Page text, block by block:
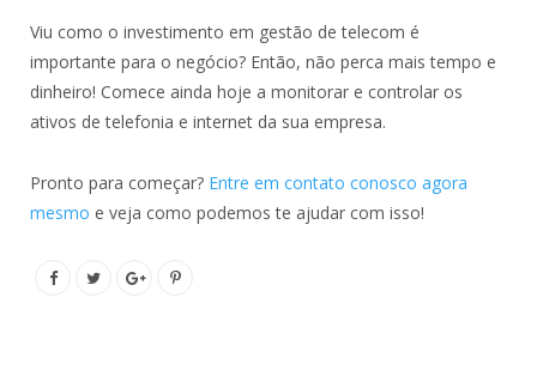
Viu como o investimento em gestão de telecom é
importante para o negócio? Então, não perca mais tempo e
dinheiro! Comece ainda hoje a monitorar e controlar os
ativos de telefonia e internet da sua empresa.
Pronto para começar? Entre em contato conosco agora
mesmo e veja como podemos te ajudar com isso!